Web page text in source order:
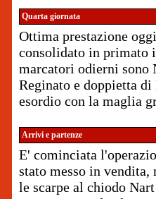
Quarta giornata
Ottima prestazione
consolidato in primato
marcatori odierni sono
Reginato e doppietta
esordio con la maglia
Arrivi e partenze
E' cominciata
stato messo in vendita,
le scarpe al chiodo